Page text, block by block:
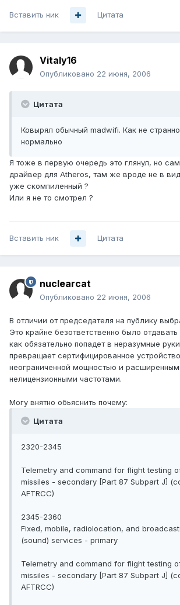
Вставить ник Цитата
Vitaly16
Опубликовано 22 июня, 2006
Цитата
Ковырял обычный madwifi. Как не
нормально
Я тоже в первую очередь это глянул, но
драйвер для Atheros, там же вроде не в
уже скомпиленный ?
Или я не то смотрел ?
Вставить ник Цитата
nuclearcat
Опубликовано 22 июня, 2006
В отличии от председателя на публику
Это крайне безответственно было
как обязательно попадет в неразумные
превращает сертифицированное
неограниченной мощностью и
нелицензионными частотами.
Могу внятно обьяснить почему:
Цитата
2320-2345
Telemetry and command for flight testing
missiles - secondary [Part 87 Subpart J]
AFTRCC)
2345-2360
Fixed, mobile, radiolocation, and
(sound) services - primary
Telemetry and command for flight testing
missiles - secondary [Part 87 Subpart J]
AFTRCC)